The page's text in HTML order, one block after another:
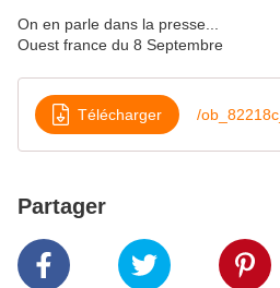
On en parle dans la presse...
Ouest france du 8 Septembre
Télécharger
Partager